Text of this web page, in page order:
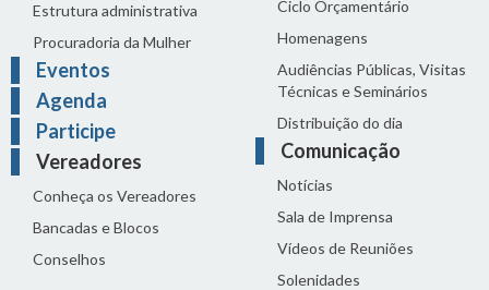
Estrutura administrativa
Procuradoria da Mulher
Eventos
Agenda
Participe
Vereadores
Conheça os Vereadores
Bancadas e Blocos
Conselhos
Ciclo Orçamentário
Homenagens
Audiências Públicas, Visitas
Técnicas e Seminários
Distribuição do dia
Comunicação
Notícias
Sala de Imprensa
Vídeos de Reuniões
Solenidades